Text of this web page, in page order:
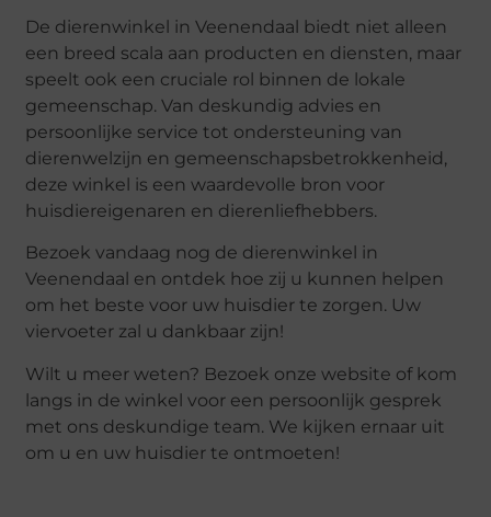
De dierenwinkel in Veenendaal biedt niet alleen
een breed scala aan producten en diensten, maar
speelt ook een cruciale rol binnen de lokale
gemeenschap. Van deskundig advies en
persoonlijke service tot ondersteuning van
dierenwelzijn en gemeenschapsbetrokkenheid,
deze winkel is een waardevolle bron voor
huisdiereigenaren en dierenliefhebbers.
Bezoek vandaag nog de dierenwinkel in
Veenendaal en ontdek hoe zij u kunnen helpen
om het beste voor uw huisdier te zorgen. Uw
viervoeter zal u dankbaar zijn!
Wilt u meer weten? Bezoek onze website of kom
langs in de winkel voor een persoonlijk gesprek
met ons deskundige team. We kijken ernaar uit
om u en uw huisdier te ontmoeten!